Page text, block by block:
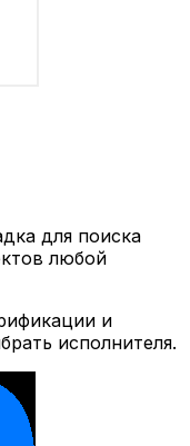
для поиска
любой
и
исполнителя.